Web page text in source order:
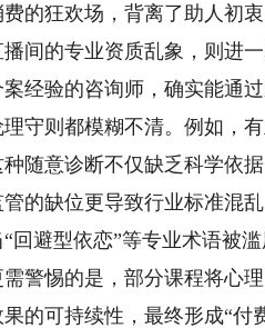
的狂欢场，背离了助人初衷
的专业资质乱象，则进一
经验的咨询师，确实能通
守则都模糊不清。例如，
随意诊断不仅缺乏科学依
缺位更导致行业标准混乱
回避型依恋”等专业术语被
警惕的是，部分课程将心
的可持续性，最终形成“付